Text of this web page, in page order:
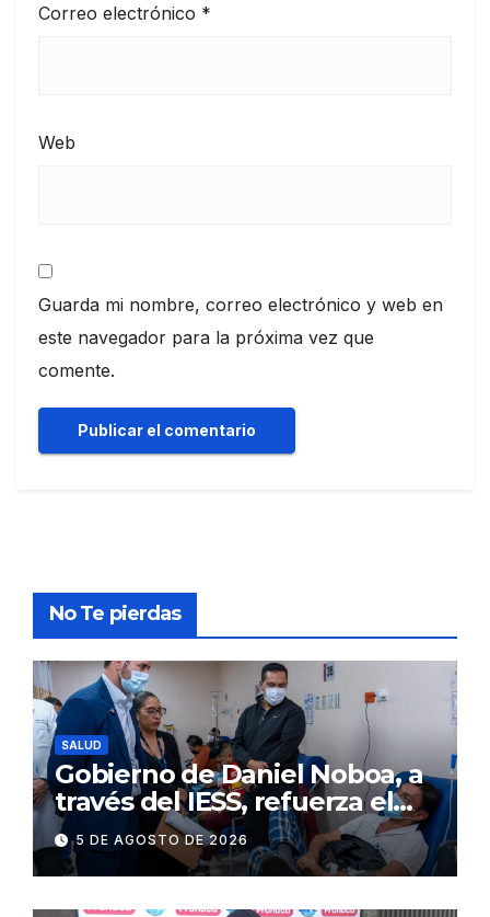
Correo electrónico *
Web
Guarda mi nombre, correo electrónico y web en
este navegador para la próxima vez que
comente.
No Te pierdas
SALUD
Gobierno de Daniel Noboa, a
través del IESS, refuerza el
abastecimiento de insulina
en 86 establecimientos de
salud
5 DE AGOSTO DE 2026